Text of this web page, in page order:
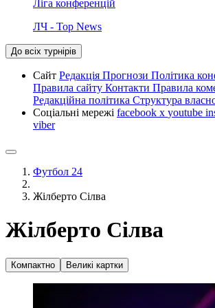
Ліга конференцій
ЛЧ - Top News
До всіх турнірів
Сайт Редакція Прогнози Політика
Правила сайту Контакти Правила
Редакційна політика Структура
Соціальні мережі facebook x youtube
viber
Футбол 24
Жілберто Сілва
Жілберто Сілва
Компактно Великі картки